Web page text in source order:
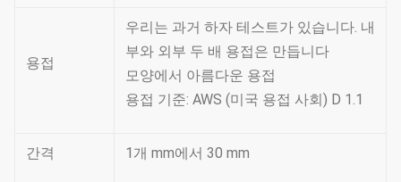
용접
우리는 과거 하자 테스트가 있습니다. 내
부와 외부 두 배 용접은 만듭니다
모양에서 아름다운 용접
용접 기준: AWS (미국 용접 사회) D 1.1
간격 1개 mm에서 30 mm